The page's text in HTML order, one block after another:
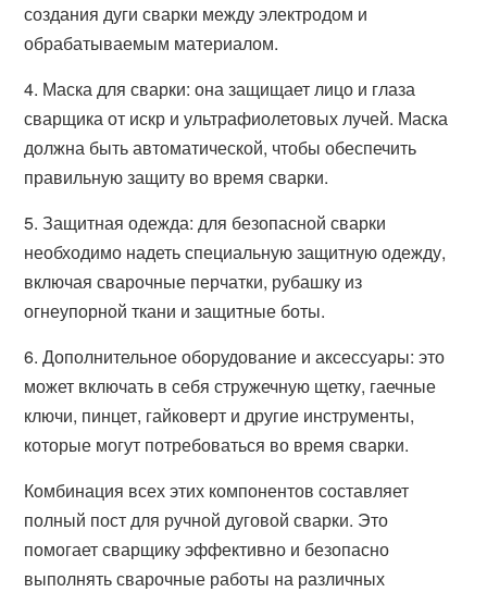
создания дуги сварки между электродом и
обрабатываемым материалом.
4. Маска для сварки: она защищает лицо и глаза
сварщика от искр и ультрафиолетовых лучей. Маска
должна быть автоматической, чтобы обеспечить
правильную защиту во время сварки.
5. Защитная одежда: для безопасной сварки
необходимо надеть специальную защитную одежду,
включая сварочные перчатки, рубашку из
огнеупорной ткани и защитные боты.
6. Дополнительное оборудование и аксессуары: это
может включать в себя стружечную щетку, гаечные
ключи, пинцет, гайковерт и другие инструменты,
которые могут потребоваться во время сварки.
Комбинация всех этих компонентов составляет
полный пост для ручной дуговой сварки. Это
помогает сварщику эффективно и безопасно
выполнять сварочные работы на различных